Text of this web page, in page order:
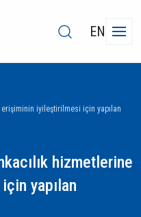
EN
erişiminin iyileştirilmesi için yapılan
hizmetlerine
yapılan